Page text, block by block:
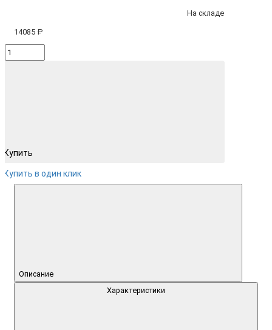
На складе
14085 ₽
Купить
Купить в один клик
Описание
Характеристики